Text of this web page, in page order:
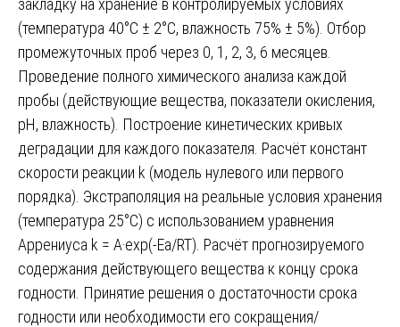
закладку на хранение в контролируемых условиях
(температура 40°C ± 2°C, влажность 75% ± 5%). Отбор
промежуточных проб через 0, 1, 2, 3, 6 месяцев.
Проведение полного химического анализа каждой
пробы (действующие вещества, показатели окисления,
pH, влажность). Построение кинетических кривых
деградации для каждого показателя. Расчёт констант
скорости реакции k (модель нулевого или первого
порядка). Экстраполяция на реальные условия хранения
(температура 25°C) с использованием уравнения
Аррениуса k = A·exp(-Ea/RT). Расчёт прогнозируемого
содержания действующего вещества к концу срока
годности. Принятие решения о достаточности срока
годности или необходимости его сокращения/